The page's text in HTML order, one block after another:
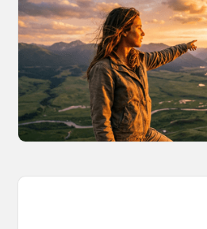
A More Consistent
Content
Learn why building
one-off video generation
and how to create such 3D
OpenArt Worlds.
March 26, 2026